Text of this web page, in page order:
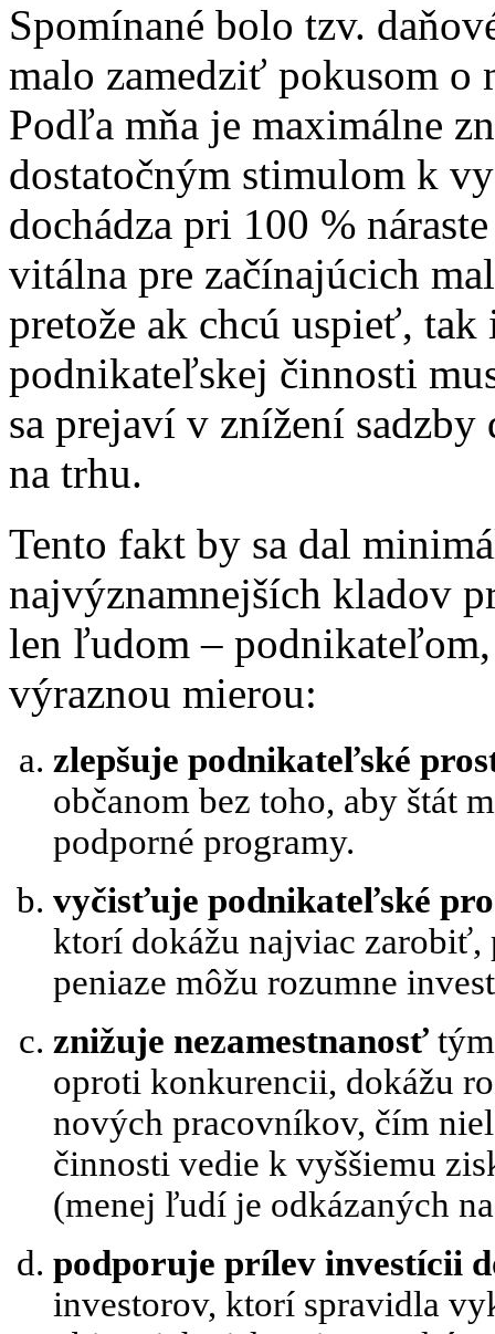
Spomínané bolo tzv.
malo zamedziť pokusom o
Podľa mňa je maximálne
dostatočným stimulom k
dochádza pri 100 %
vitálna pre začínajúcich
pretože ak chcú uspieť,
podnikateľskej činnosti
sa prejaví v znížení
na trhu.
Tento fakt by sa dal
najvýznamnejších kladov
len ľudom – podnikateľom,
výraznou mierou:
zlepšuje podnikateľské
občanom bez toho, aby štát
podporné programy.
vyčisťuje podnikateľské
ktorí dokážu najviac zarobiť,
peniaze môžu rozumne
znižuje nezamestnanosť
oproti konkurencii, dokážu
nových pracovníkov, čím
činnosti vedie k vyššiemu
(menej ľudí je odkázaných
podporuje prílev investícii
investorov, ktorí spravidla